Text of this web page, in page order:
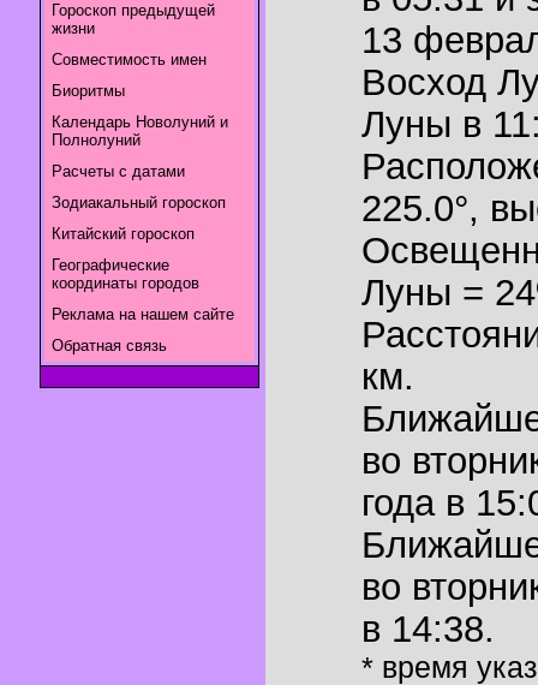
Гороскоп предыдущей
жизни
Совместимость имен
Биоритмы
Календарь Новолуний и
Полнолуний
Расчеты с датами
Зодиакальный гороскоп
Китайский гороскоп
Географические
координаты городов
Реклама на нашем сайте
Обратная связь
13
Восход
Луны в
225.0°,
Луны =
км.
во
года в
во
в 14:38.
* время